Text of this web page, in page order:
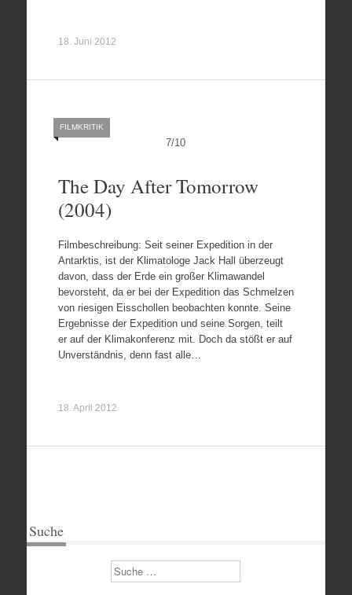
18. Juni 2012
7/10
FILMKRITIK
The Day After Tomorrow
(2004)
Filmbeschreibung: Seit seiner Expedition in der
Antarktis, ist der Klimatologe Jack Hall überzeugt
davon, dass der Erde ein großer Klimawandel
bevorsteht, da er bei der Expedition das Schmelzen
von riesigen Eisschollen beobachten konnte. Seine
Ergebnisse der Expedition und seine Sorgen, teilt
er auf der Klimakonferenz mit. Doch da stößt er auf
Unverständnis, denn fast alle…
18. April 2012
Suche
Suchen